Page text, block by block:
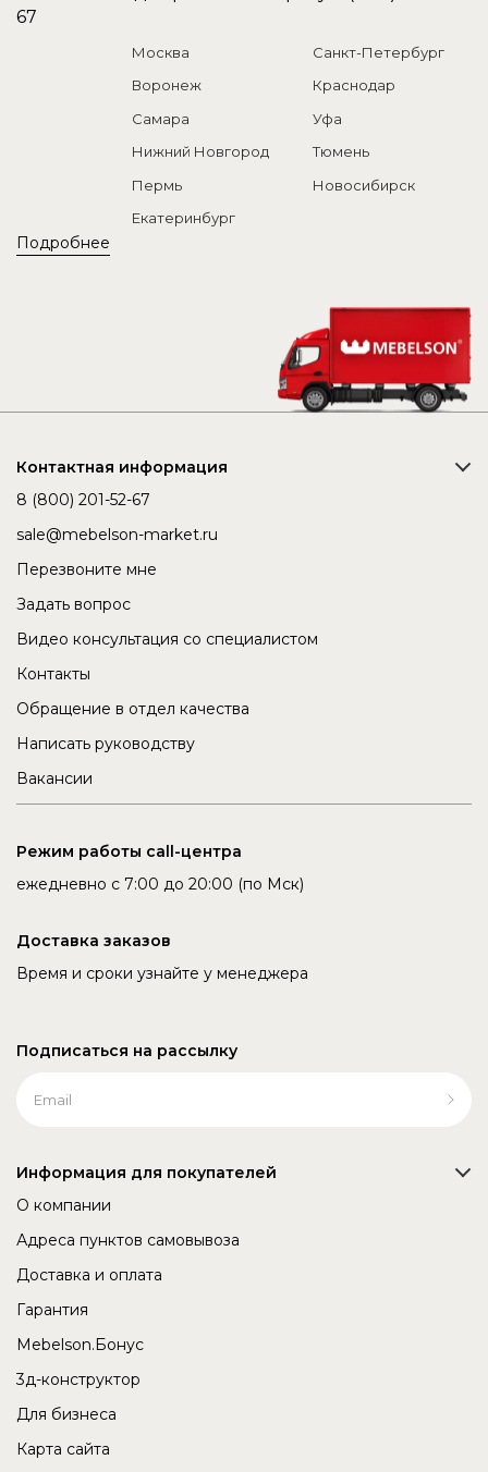
67
Подробнее
Москва
Санкт-Петербург
Воронеж
Краснодар
Самара
Уфа
Нижний Новгород
Тюмень
Пермь
Новосибирск
Екатеринбург
Контактная информация
8 (800) 201-52-67
sale@mebelson-market.ru
Перезвоните мне
Задать вопрос
Видео консультация со специалистом
Контакты
Обращение в отдел качества
Написать руководству
Вакансии
Режим работы call-центра
ежедневно с 7:00 до 20:00 (по Мск)
Доставка заказов
Время и сроки узнайте у менеджера
Подписаться на рассылку
Информация для покупателей
О компании
Адреса пунктов самовывоза
Доставка и оплата
Гарантия
Mebelson.Бонус
3д-конструктор
Для бизнеса
Карта сайта